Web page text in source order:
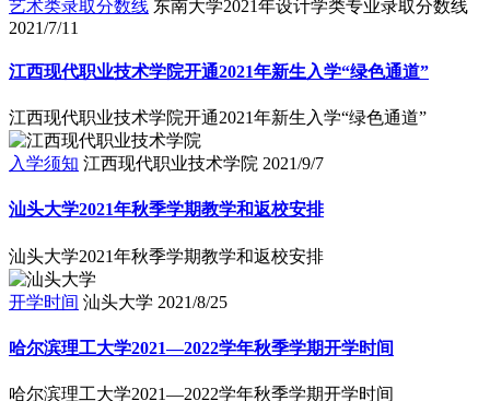
2021/7/11
江西现代职业技术学院开通2021年新生入学“绿色通道”
江西现代职业技术学院开通2021年新生入学“绿色通道”
入学须知 江西现代职业技术学院 2021/9/7
汕头大学2021年秋季学期教学和返校安排
汕头大学2021年秋季学期教学和返校安排
开学时间 汕头大学 2021/8/25
哈尔滨理工大学2021—2022学年秋季学期开学时间
哈尔滨理工大学2021—2022学年秋季学期开学时间